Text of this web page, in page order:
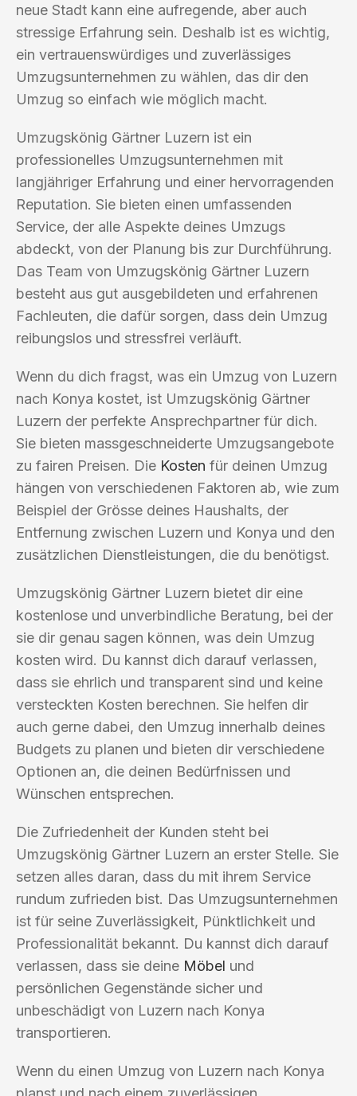
neue Stadt kann eine aufregende, aber auch
stressige Erfahrung sein. Deshalb ist es wichtig,
ein vertrauenswürdiges und zuverlässiges
Umzugsunternehmen zu wählen, das dir den
Umzug so einfach wie möglich macht.
Umzugskönig Gärtner Luzern ist ein
professionelles Umzugsunternehmen mit
langjähriger Erfahrung und einer hervorragenden
Reputation. Sie bieten einen umfassenden
Service, der alle Aspekte deines Umzugs
abdeckt, von der Planung bis zur Durchführung.
Das Team von Umzugskönig Gärtner Luzern
besteht aus gut ausgebildeten und erfahrenen
Fachleuten, die dafür sorgen, dass dein Umzug
reibungslos und stressfrei verläuft.
Wenn du dich fragst, was ein Umzug von Luzern
nach Konya kostet, ist Umzugskönig Gärtner
Luzern der perfekte Ansprechpartner für dich.
Sie bieten massgeschneiderte Umzugsangebote
zu fairen Preisen. Die Kosten für deinen Umzug
hängen von verschiedenen Faktoren ab, wie zum
Beispiel der Grösse deines Haushalts, der
Entfernung zwischen Luzern und Konya und den
zusätzlichen Dienstleistungen, die du benötigst.
Umzugskönig Gärtner Luzern bietet dir eine
kostenlose und unverbindliche Beratung, bei der
sie dir genau sagen können, was dein Umzug
kosten wird. Du kannst dich darauf verlassen,
dass sie ehrlich und transparent sind und keine
versteckten Kosten berechnen. Sie helfen dir
auch gerne dabei, den Umzug innerhalb deines
Budgets zu planen und bieten dir verschiedene
Optionen an, die deinen Bedürfnissen und
Wünschen entsprechen.
Die Zufriedenheit der Kunden steht bei
Umzugskönig Gärtner Luzern an erster Stelle. Sie
setzen alles daran, dass du mit ihrem Service
rundum zufrieden bist. Das Umzugsunternehmen
ist für seine Zuverlässigkeit, Pünktlichkeit und
Professionalität bekannt. Du kannst dich darauf
verlassen, dass sie deine Möbel und
persönlichen Gegenstände sicher und
unbeschädigt von Luzern nach Konya
transportieren.
Wenn du einen Umzug von Luzern nach Konya